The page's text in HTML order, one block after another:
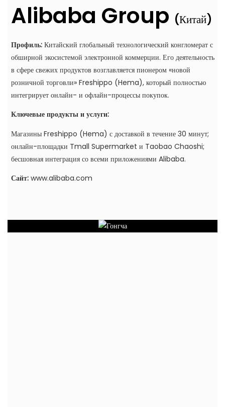
Alibaba Group (Китай)
Профиль:Китайский глобальный технологический конгломерат с
обширной экосистемой электронной коммерции. Его деятельность
в сфере свежих продуктов возглавляется пионером «новой
розничной торговли» Freshippo (Hema), который полностью
интегрирует онлайн- и офлайн-процессы покупок.
Ключевые продукты и услуги:
Магазины Freshippo (Hema) с доставкой в ​​течение 30 минут;
онлайн-площадки Tmall Supermarket и Taobao Chaoshi;
бесшовная интеграция со всеми приложениями Alibaba.
Сайт: www.alibaba.com